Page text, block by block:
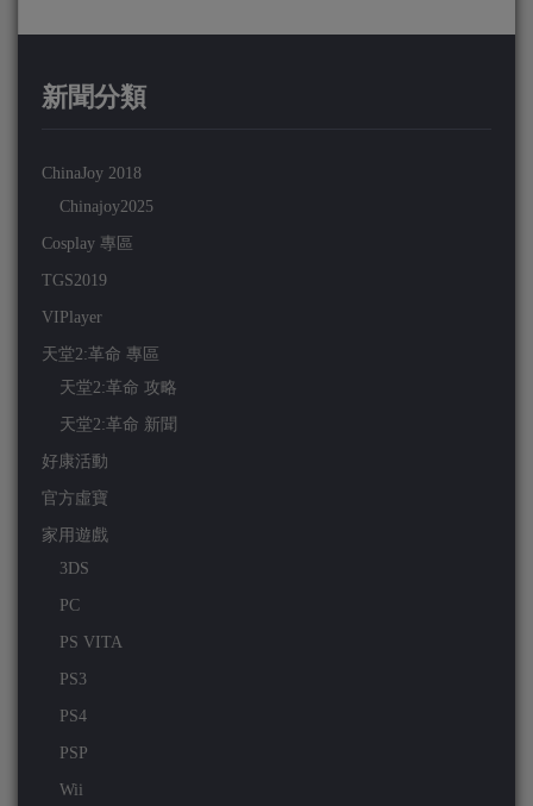
新聞分類
ChinaJoy 2018
Chinajoy2025
Cosplay 專區
TGS2019
VIPlayer
天堂2:革命 專區
天堂2:革命 攻略
天堂2:革命 新聞
好康活動
官方虛寶
家用遊戲
3DS
PC
PS VITA
PS3
PS4
PSP
Wii